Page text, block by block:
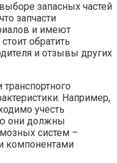
запасных частей
запчасти
и имеют
обратить
и отзывы других
Например,
учесть
они должны
систем –
компонентами